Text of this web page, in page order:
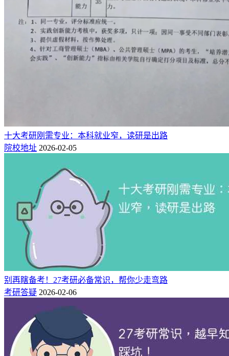
感，确保能听懂考官提问、准确流畅作答。
（2）专业素质和能力测试（综合素质考察）
这一板块是考官了解考生的核心渠道，也是拉开分差的关键，
核心考察内容包括：
◆ 高频经典问题包括“请介绍一下你最近阅读的一本专业相关
三、复试完整执行流程，细节不踩坑
复试整体安排遵循先笔试、后面试的原则，其中面试核心流程
为：面试组织→抽签入场→面试答题→随机提问→考生退场→
评分考核。
下面为大家拆解面试全流程的详细步骤与礼仪要点，帮你留下
完美初印象：
1、候场等待：在指定候考区等候，听到考官叫到自己的名字
后，先敲门，得到考官应允后再进入考场。
2、进场问好：
考场内通常有5-8位考官（主考官+副考官+记录
员），中间席位一般为主考官。进场后落落大方向各位考官问
好，展现良好的精神面貌。
十大考研刚需专业：本科就业窄，读研是出路
院校地址 2026-02-05
别再瞎备考！27考研必备常识，帮你少走弯路
考研答疑 2026-02-06